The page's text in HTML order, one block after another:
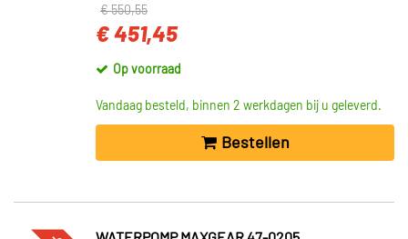
€ 550,55
€ 451,45
Op voorraad
Vandaag besteld, binnen 2 werkdagen bij u geleverd.
Bestellen